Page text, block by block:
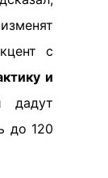
с
и
до 120